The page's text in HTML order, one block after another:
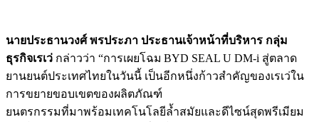
นายประธานวงศ์ พรประภา ประธานเจ้าหน้าที่บริหาร กลุ่ม
ธุรกิจเรเว่ กล่าวว่า “การเผยโฉม BYD SEAL U DM-i สู่ตลาด
ยานยนต์ประเทศไทยในวันนี้ เป็นอีกหนึ่งก้าวสำคัญของเรเว่ใน
การขยายขอบเขตของผลิตภัณฑ์
ยนตรกรรมที่มาพร้อมเทคโนโลยีล้ำสมัยและดีไซน์สุดพรีเมียม